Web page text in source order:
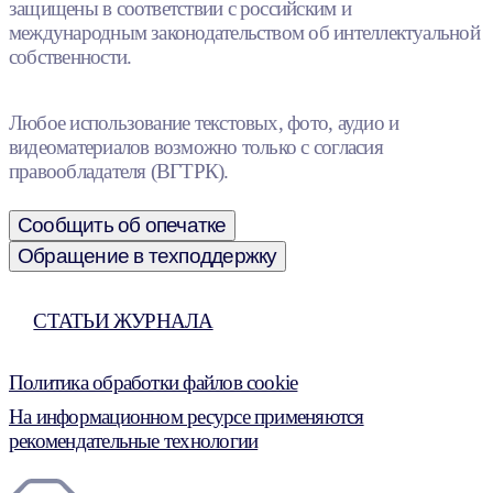
защищены в соответствии с российским и
международным законодательством об интеллектуальной
собственности.
Любое использование текстовых, фото, аудио и
видеоматериалов возможно только с согласия
правообладателя (ВГТРК).
Сообщить об опечатке
Обращение в техподдержку
СТАТЬИ ЖУРНАЛА
Политика обработки файлов cookie
На информационном ресурсе применяются
рекомендательные технологии